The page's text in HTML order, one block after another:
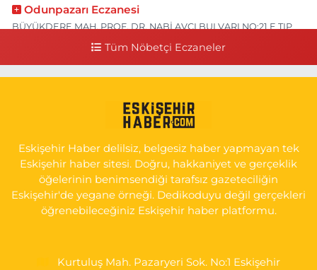
Odunpazarı Eczanesi
BÜYÜKDERE MAH. PROF. DR. NABİ AVCI BULVARI NO:21 E TIP
YENİDOĞAN MH.ŞEHİT SERKAN ÖZAYDIN CD.8 B ESKİ DEVLET
0 (222) 237 75 17 Yol Tarifi Al
Tüm Nöbetçi Eczaneler
Eskişehir Haber delilsiz, belgesiz haber yapmayan tek
Eskişehir haber sitesi. Doğru, hakkaniyet ve gerçeklik
öğelerinin benimsendiği tarafsız gazeteciliğin
Eskişehir'de yegane örneği. Dedikoduyu değil gerçekleri
öğrenebileceğiniz Eskişehir haber platformu.
Kurtuluş Mah. Pazaryeri Sok. No:1 Eskişehir